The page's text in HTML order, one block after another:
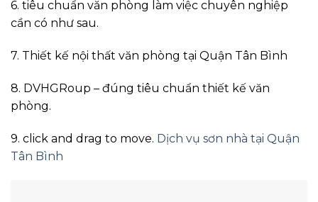
6. tiêu chuẩn văn phòng làm việc chuyên nghiệp
cần có như sau.
7. Thiết kế nội thất văn phòng tại Quận Tân Bình
8. DVHGRoup – đúng tiêu chuẩn thiết kế văn
phòng.
9. click and drag to move. Dịch vụ sơn nhà tại Quận
Tân Bình